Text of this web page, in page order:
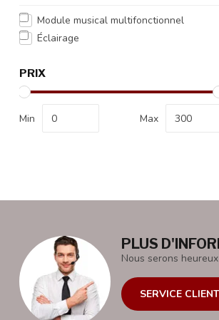
Module musical multifonctionnel
Éclairage
PRIX
Min Max
PLUS
Nous serons
SERVICE CLIENT